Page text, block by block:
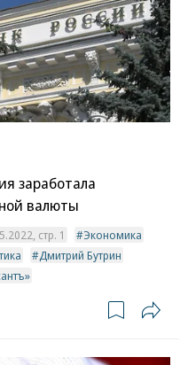
заработала
валюты
стр. 1
Экономика
Дмитрий Бутрин